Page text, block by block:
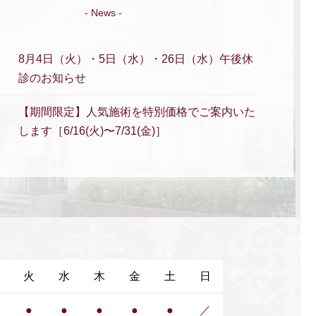
- News -
8月4日（火）・5日（水）・26日（水）午後休
診のお知らせ
【期間限定】人気施術を特別価格でご案内いた
します［6/16(火)〜7/31(金)］
本日（5/26）午後休診のお知らせ
GW期間中の診療のお知らせ
火 水 木 金 土 日
● ● ● ● ● ／